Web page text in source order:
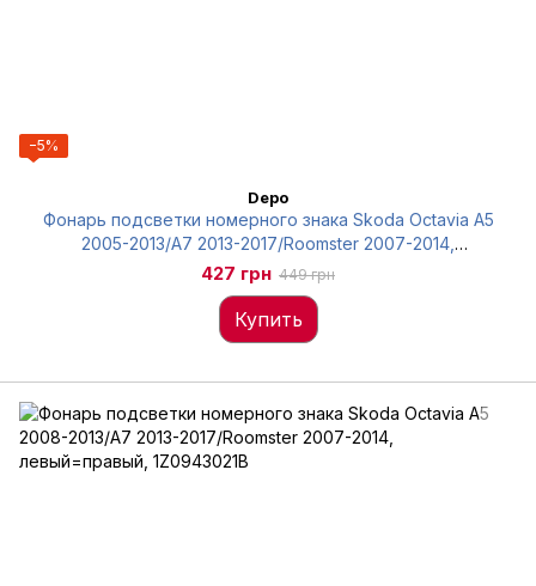
−5%
Depo
Фонарь подсветки номерного знака Skoda Octavia A5
2005-2013/A7 2013-2017/Roomster 2007-2014,
левый=правый, Depo, 665-2101N-UE
427 грн 449 грн
Купить